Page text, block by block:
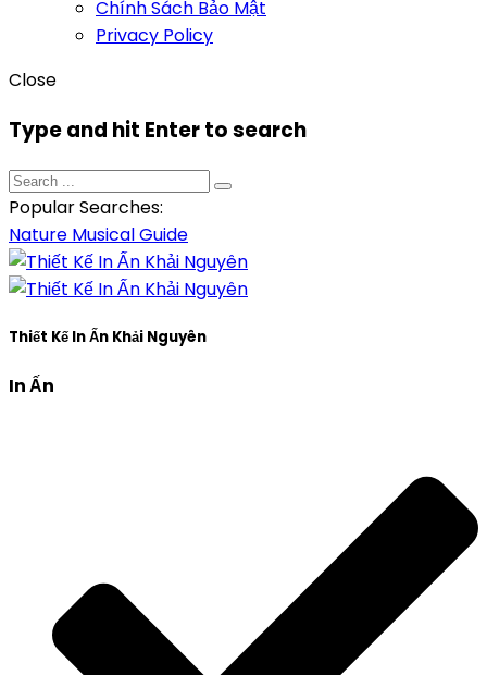
Chính Sách Bảo Mật
Privacy Policy
Close
Type and hit Enter to search
Popular Searches:
Nature MusicalGuide
Thiết Kế In Ấn Khải Nguyên
In Ấn